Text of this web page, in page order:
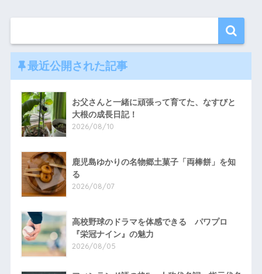
最近公開された記事
お父さんと一緒に頑張って育てた、なすびと
大根の成長日記！
2026/08/10
鹿児島ゆかりの名物郷土菓子「両棒餅」を知
る
2026/08/07
高校野球のドラマを体感できる パワプロ
『栄冠ナイン』の魅力
2026/08/05